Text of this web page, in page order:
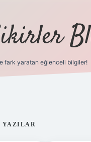
fark yaratan eğlenceli bilgiler!
YAZILAR